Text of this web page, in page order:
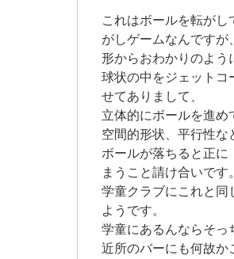
これはボールを転が
がしゲームなんですが
形からおわかりのよう
球状の中をジェットコ
せてありまして、
立体的にボールを進
空間的形状、平行性
ボールが落ちると正
まうこと請け合いです
学童クラブにこれと同
ようです。
学童にあるんならそっ
近所のバーにも何故か